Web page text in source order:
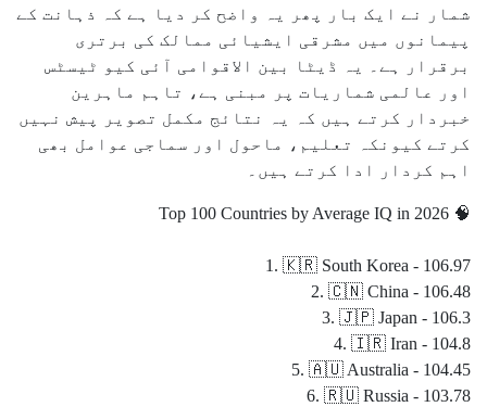
شمار نے ایک بار پھر یہ واضح کر دیا ہے کہ ذہانت کے
پیمانوں میں مشرقی ایشیائی ممالک کی برتری
برقرار ہے۔ یہ ڈیٹا بین الاقوامی آئی کیو ٹیسٹس
اور عالمی شماریات پر مبنی ہے، تاہم ماہرین
خبردار کرتے ہیں کہ یہ نتائج مکمل تصویر پیش نہیں
کرتے کیونکہ تعلیم، ماحول اور سماجی عوامل بھی
اہم کردار ادا کرتے ہیں۔
Top 100 Countries by Average IQ in 2026 🧠
1. 🇰🇷 South Korea - 106.97
2. 🇨🇳 China - 106.48
3. 🇯🇵 Japan - 106.3
4. 🇮🇷 Iran - 104.8
5. 🇦🇺 Australia - 104.45
6. 🇷🇺 Russia - 103.78